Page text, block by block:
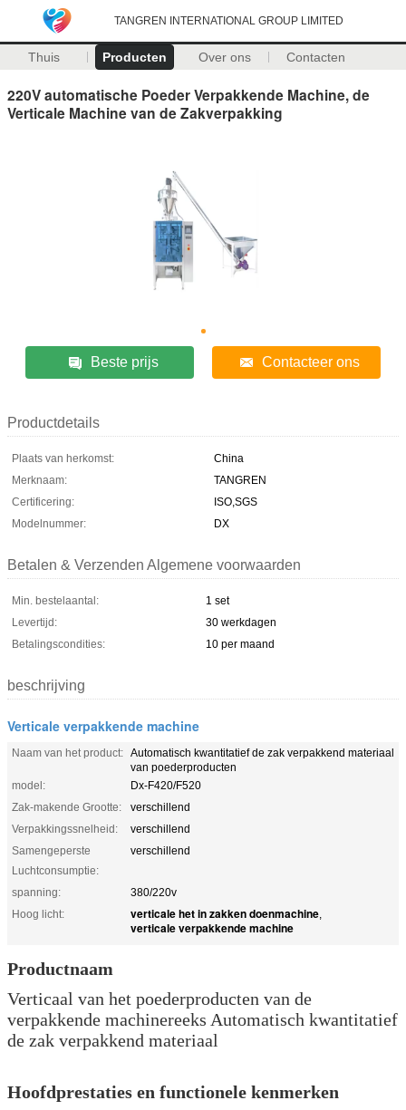
TANGREN INTERNATIONAL GROUP LIMITED
Thuis Producten Over ons Contacten
220V automatische Poeder Verpakkende Machine, de
Verticale Machine van de Zakverpakking
Beste prijs Contacteer ons
Productdetails
Plaats van herkomst:
China
Merknaam:
TANGREN
Certificering:
ISO,SGS
Modelnummer:
DX
Betalen & Verzenden Algemene voorwaarden
Min. bestelaantal:
1 set
Levertijd:
30 werkdagen
Betalingscondities:
10 per maand
beschrijving
Verticale verpakkende machine
Naam van het product: Automatisch kwantitatief de zak verpakkend materiaal
van poederproducten
model:
Dx-F420/F520
Zak-makende Grootte:
verschillend
Verpakkingssnelheid:
verschillend
Samengeperste
Luchtconsumptie:
verschillend
spanning:
380/220v
Hoog licht:
verticale het in zakken doenmachine,
verticale verpakkende machine
Productnaam
Verticaal van het poederproducten van de
verpakkende machinereeks Automatisch kwantitatief
de zak verpakkend materiaal
Hoofdprestaties en functionele kenmerken